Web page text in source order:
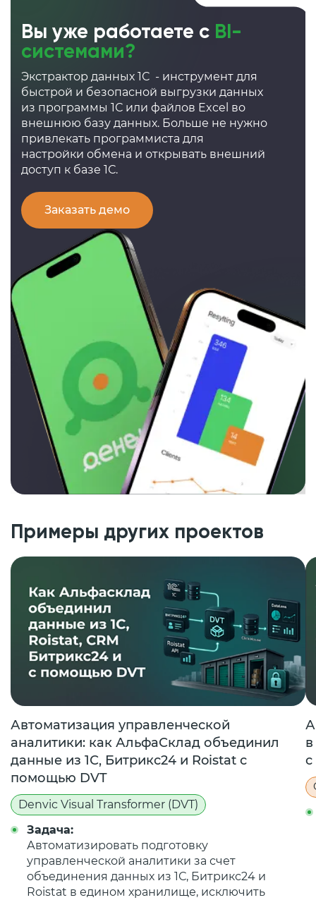
Вы уже работаете с BI-
системами?
Экстрактор данных 1С - инструмент для
быстрой и безопасной выгрузки данных
из программы 1С или файлов Excel во
внешнюю базу данных. Больше не нужно
привлекать программиста для
настройки обмена и открывать внешний
доступ к базе 1С.
Заказать демо
Примеры других проектов
Автоматизация управленческой
аналитики: как АльфаСклад объединил
данные из 1С, Битрикс24 и Roistat с
помощью DVT
Denvic Visual Transformer (DVT)
Задача:
Автоматизировать подготовку
управленческой аналитики за счет
объединения данных из 1С, Битрикс24 и
Roistat в едином хранилище, исключить